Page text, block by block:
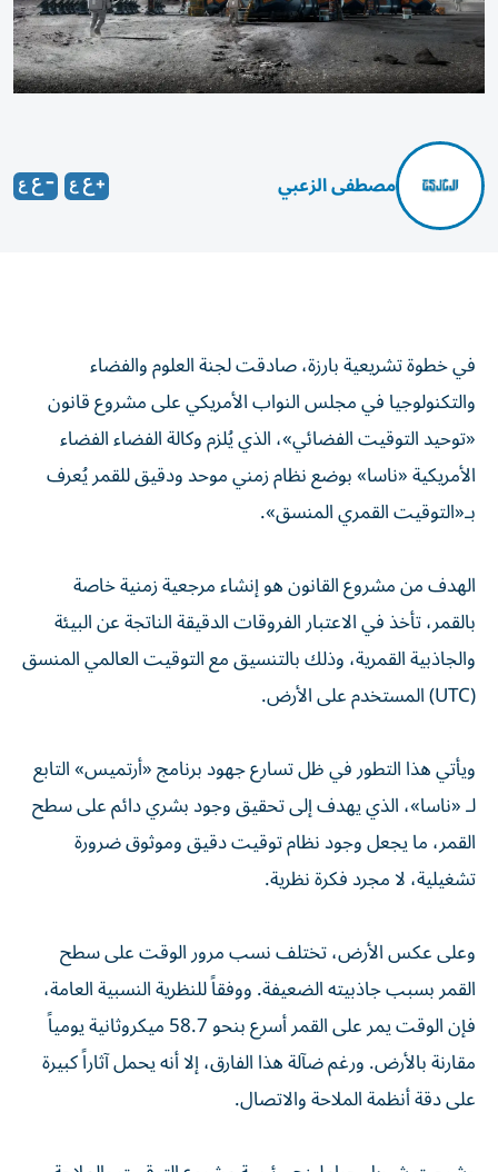
مصطفى الزعبي
في خطوة تشريعية بارزة، صادقت لجنة العلوم والفضاء
والتكنولوجيا في مجلس النواب الأمريكي على مشروع قانون
«توحيد التوقيت الفضائي»، الذي يُلزم وكالة الفضاء الفضاء
الأمريكية «ناسا» بوضع نظام زمني موحد ودقيق للقمر يُعرف
بـ«التوقيت القمري المنسق».
الهدف من مشروع القانون هو إنشاء مرجعية زمنية خاصة
بالقمر، تأخذ في الاعتبار الفروقات الدقيقة الناتجة عن البيئة
والجاذبية القمرية، وذلك بالتنسيق مع التوقيت العالمي المنسق
(UTC) المستخدم على الأرض.
ويأتي هذا التطور في ظل تسارع جهود برنامج «أرتميس» التابع
لـ «ناسا»، الذي يهدف إلى تحقيق وجود بشري دائم على سطح
القمر، ما يجعل وجود نظام توقيت دقيق وموثوق ضرورة
تشغيلية، لا مجرد فكرة نظرية.
وعلى عكس الأرض، تختلف نسب مرور الوقت على سطح
القمر بسبب جاذبيته الضعيفة. ووفقاً للنظرية النسبية العامة،
فإن الوقت يمر على القمر أسرع بنحو 58.7 ميكروثانية يومياً
مقارنة بالأرض. ورغم ضآلة هذا الفارق، إلا أنه يحمل آثاراً كبيرة
على دقة أنظمة الملاحة والاتصال.